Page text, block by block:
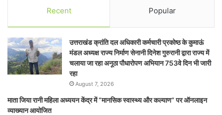
Recent Popular
उत्तराखंड क्रांति दल अधिकारी कर्मचारी प्रकोष्ठ के कुमाऊं
मंडल अध्यक्ष राज्य निर्माण सेनानी दिनेश गुरुरानी द्वारा राज्य में
चलाया जा रहा अनूठा पौधारोपण अभियान 753वे दिन भी जारी
रहा
August 7, 2026
माता जिया रानी महिला अध्ययन केंद्र में “मानसिक स्वास्थ्य और कल्याण” पर ऑनलाइन
व्याख्यान आयोजित